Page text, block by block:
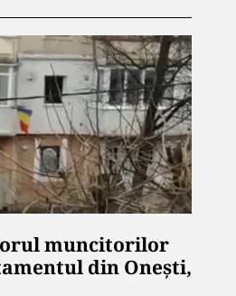
muncitorilor
din Onești,